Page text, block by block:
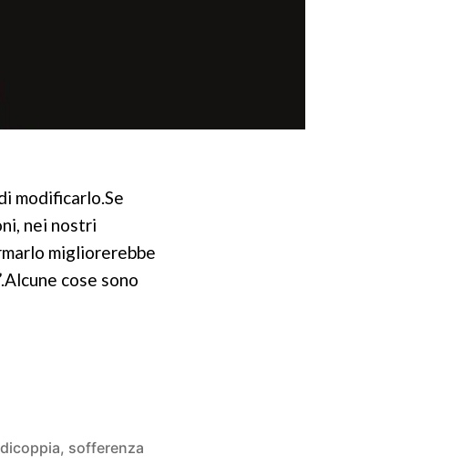
modificarlo.Se
nei nostri
migliorerebbe
cose sono
, sofferenza